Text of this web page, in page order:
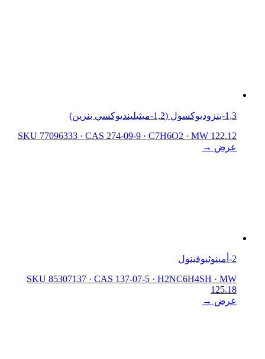
1,3-بنزوديوكسول (1,2-ميثيلينديوكسي بنزين)
SKU 77096333 · CAS 274-09-9 · C7H6O2 · MW 122.12
عرض →
2-أمينوثيوفينول
SKU 85307137 · CAS 137-07-5 · H2NC6H4SH · MW
125.18
عرض →